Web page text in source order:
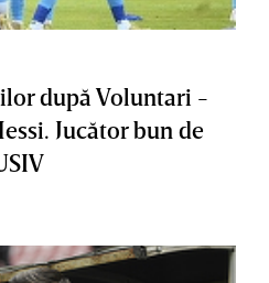
după Voluntari -
Jucător bun de